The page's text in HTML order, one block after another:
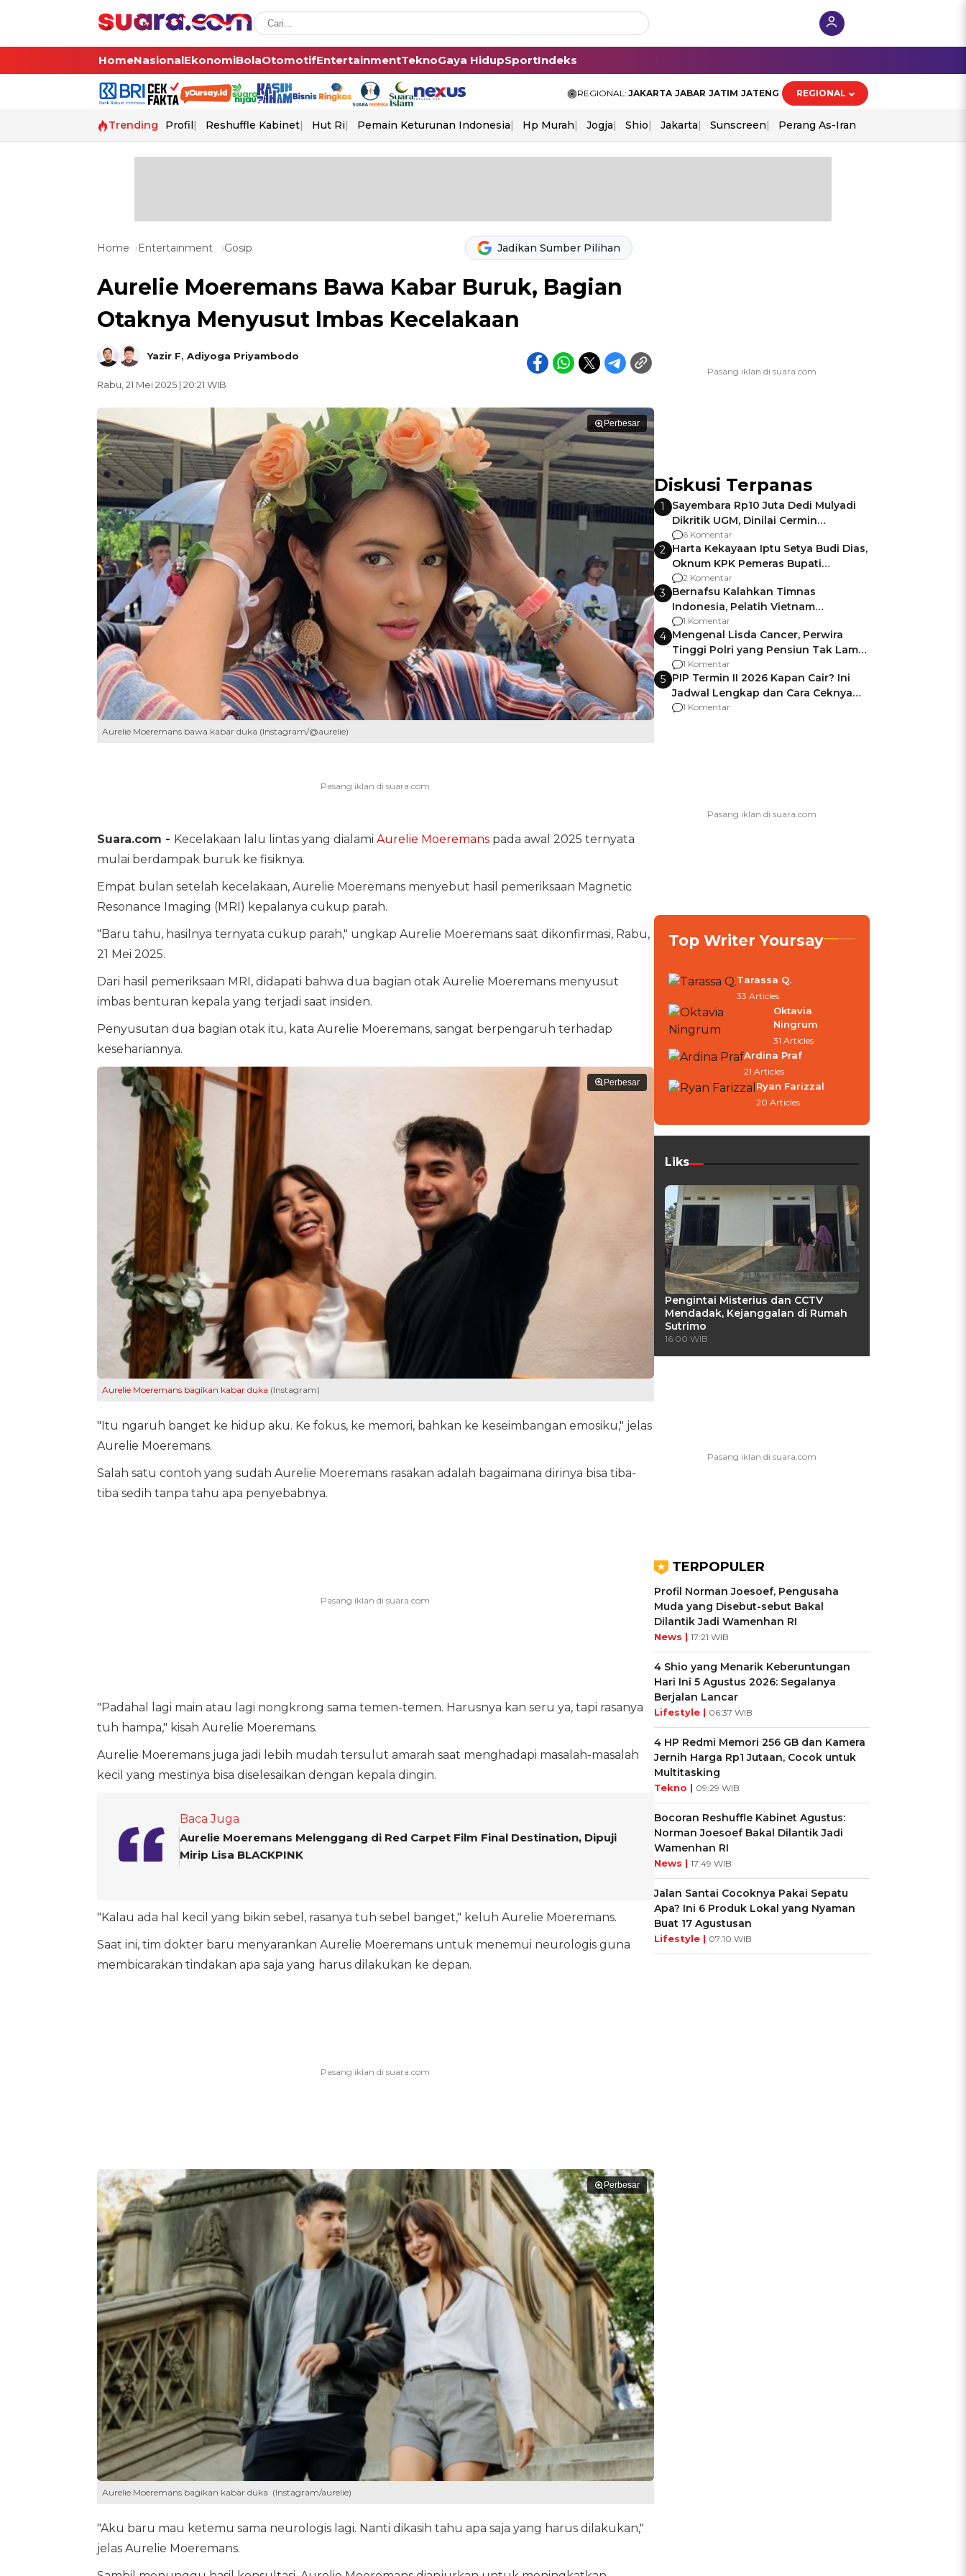
HomeNasionalEkonomiBolaOtomotifEntertainmentTeknoGaya HidupSportIndeks
REGIONAL: JAKARTA JABAR JATIM JATENG REGIONAL
Trending Profil Reshuffle Kabinet Hut Ri Pemain Keturunan Indonesia Hp Murah Jogja Shio Jakarta Sunscreen Perang As-Iran
Home Entertainment Gosip Jadikan Sumber Pilihan
Aurelie Moeremans Bawa Kabar Buruk, Bagian
Otaknya Menyusut Imbas Kecelakaan
Yazir F, Adiyoga Priyambodo
Rabu, 21 Mei 2025 | 20:21 WIB
Perbesar
Aurelie Moeremans bawa kabar duka (Instagram/@aurelie)
Suara.com - Kecelakaan lalu lintas yang dialami Aurelie Moeremanspada awal 2025 ternyata
mulai berdampak buruk ke fisiknya.
Empat bulan setelah kecelakaan, Aurelie Moeremans menyebut hasil pemeriksaan Magnetic
Resonance Imaging (MRI) kepalanya cukup parah.
"Baru tahu, hasilnya ternyata cukup parah," ungkap Aurelie Moeremans saat dikonfirmasi, Rabu,
21 Mei 2025.
Dari hasil pemeriksaan MRI, didapati bahwa dua bagian otak Aurelie Moeremans menyusut
imbas benturan kepala yang terjadi saat insiden.
Penyusutan dua bagian otak itu, kata Aurelie Moeremans, sangat berpengaruh terhadap
kesehariannya.
Perbesar
Aurelie Moeremans bagikan kabar duka (Instagram)
"Itu ngaruh banget ke hidup aku. Ke fokus, ke memori, bahkan ke keseimbangan emosiku," jelas
Aurelie Moeremans.
Salah satu contoh yang sudah Aurelie Moeremans rasakan adalah bagaimana dirinya bisa tiba-
tiba sedih tanpa tahu apa penyebabnya.
"Padahal lagi main atau lagi nongkrong sama temen-temen. Harusnya kan seru ya, tapi rasanya
tuh hampa," kisah Aurelie Moeremans.
Aurelie Moeremans juga jadi lebih mudah tersulut amarah saat menghadapi masalah-masalah
kecil yang mestinya bisa diselesaikan dengan kepala dingin.
Baca Juga
Aurelie Moeremans Melenggang di Red Carpet Film Final Destination, Dipuji
Mirip Lisa BLACKPINK
"Kalau ada hal kecil yang bikin sebel, rasanya tuh sebel banget," keluh Aurelie Moeremans.
Saat ini, tim dokter baru menyarankan Aurelie Moeremans untuk menemui neurologis guna
membicarakan tindakan apa saja yang harus dilakukan ke depan.
Perbesar
Aurelie Moeremans bagikan kabar duka (Instagram/aurelie)
"Aku baru mau ketemu sama neurologis lagi. Nanti dikasih tahu apa saja yang harus dilakukan,"
jelas Aurelie Moeremans.
Diskusi Terpanas
1
Sayembara Rp10 Juta Dedi Mulyadi
Dikritik UGM, Dinilai Cermin
Gagalnya Negara Jamin Keamanan
6 Komentar
2 Harta Kekayaan Iptu Setya Budi Dias,
Oknum KPK Pemeras Bupati
Pemalang
2 Komentar
3 Bernafsu Kalahkan Timnas
Indonesia, Pelatih Vietnam
Berencana Pakai Jimat di Pakansari
1 Komentar
4 Mengenal Lisda Cancer, Perwira
Tinggi Polri yang Pensiun Tak Lama
Usai Jadi Brigjen
1 Komentar
5 PIP Termin II 2026 Kapan Cair? Ini
Jadwal Lengkap dan Cara Ceknya
agar Dana Tidak Hangus!
1 Komentar
Top Writer Yoursay
Tarassa Q.
33 Articles
Oktavia
Ningrum
31 Articles
Ardina Praf
21 Articles
Ryan Farizzal
20 Articles
Liks
Pengintai Misterius dan CCTV
Mendadak, Kejanggalan di Rumah
Sutrimo
16:00 WIB
TERPOPULER
Profil Norman Joesoef, Pengusaha
Muda yang Disebut-sebut Bakal
Dilantik Jadi Wamenhan RI
News | 17:21 WIB
4 Shio yang Menarik Keberuntungan
Hari Ini 5 Agustus 2026: Segalanya
Berjalan Lancar
Lifestyle | 06:37 WIB
4 HP Redmi Memori 256 GB dan Kamera
Jernih Harga Rp1 Jutaan, Cocok untuk
Multitasking
Tekno | 09:29 WIB
Bocoran Reshuffle Kabinet Agustus:
Norman Joesoef Bakal Dilantik Jadi
Wamenhan RI
News | 17:49 WIB
Jalan Santai Cocoknya Pakai Sepatu
Apa? Ini 6 Produk Lokal yang Nyaman
Buat 17 Agustusan
Lifestyle | 07:10 WIB